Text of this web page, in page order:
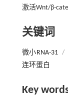
激活Wnt/β-
关键词
微小RNA-31 /
连环蛋白
Key